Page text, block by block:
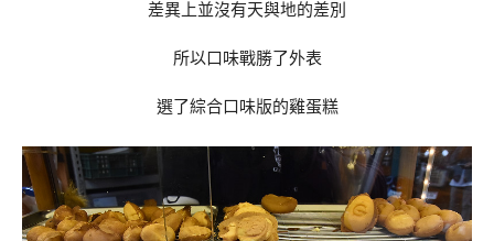
差異上並沒有天與地的差別
所以口味戰勝了外表
選了綜合口味版的雞蛋糕